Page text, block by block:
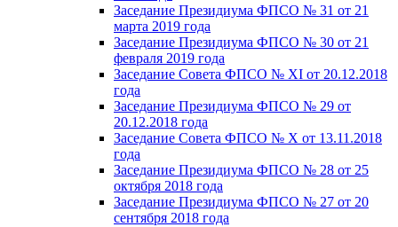
Заседание Президиума ФПСО № 31 от 21
марта 2019 года
Заседание Президиума ФПСО № 30 от 21
февраля 2019 года
Заседание Совета ФПСО № XI от 20.12.2018
года
Заседание Президиума ФПСО № 29 от
20.12.2018 года
Заседание Совета ФПСО № X от 13.11.2018
года
Заседание Президиума ФПСО № 28 от 25
октября 2018 года
Заседание Президиума ФПСО № 27 от 20
сентября 2018 года